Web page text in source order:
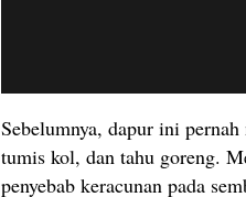
Sebelumnya, dapur ini
tumis kol, dan tahu goreng.
penyebab keracunan pada